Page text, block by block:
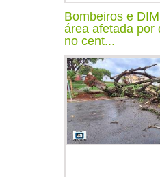
Bombeiros e
área afetada por
no cent...